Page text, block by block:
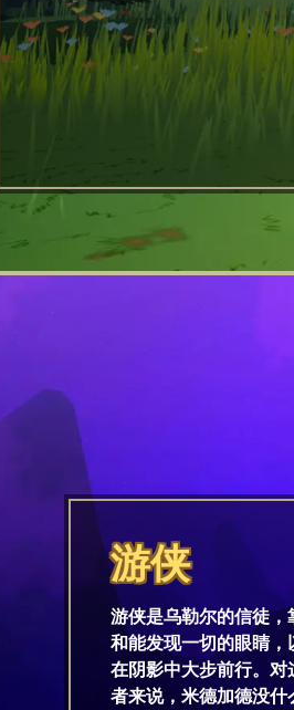
游侠
游侠是乌勒尔的信徒
和能发现一切的眼睛
在阴影中大步前行。
者来说，米德加德没